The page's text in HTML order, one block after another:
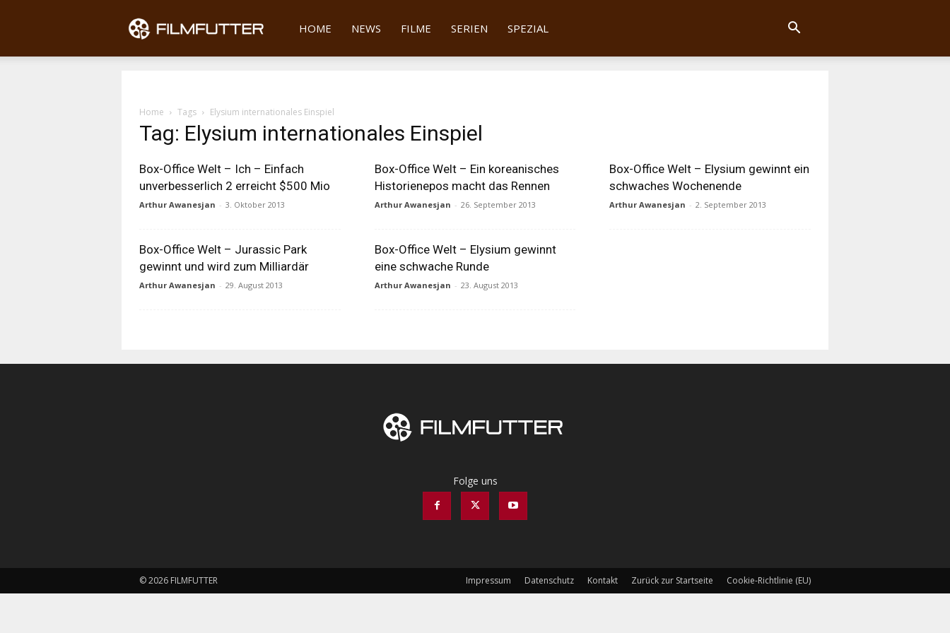
Filmfutter
HOME NEWS FILME SERIEN SPEZIAL
Home Tags Elysium internationales Einspiel
Tag: Elysium internationales Einspiel
Box-Office Welt – Ich – Einfach
unverbesserlich 2 erreicht $500 Mio
Arthur Awanesjan - 3. Oktober 2013
Box-Office Welt – Ein koreanisches
Historienepos macht das Rennen
Arthur Awanesjan - 26. September 2013
Box-Office Welt – Elysium gewinnt ein
schwaches Wochenende
Arthur Awanesjan - 2. September 2013
Box-Office Welt – Jurassic Park
gewinnt und wird zum Milliardär
Arthur Awanesjan - 29. August 2013
Box-Office Welt – Elysium gewinnt
eine schwache Runde
Arthur Awanesjan - 23. August 2013
Folge uns
Impressum Datenschutz Kontakt Zurück zur Startseite Cookie-Richtlinie (EU)
© 2026 FILMFUTTER